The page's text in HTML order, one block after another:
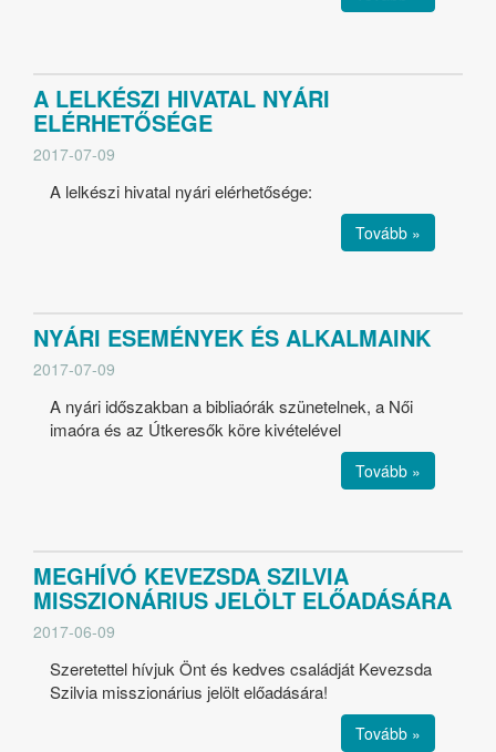
A LELKÉSZI HIVATAL NYÁRI
ELÉRHETŐSÉGE
2017-07-09
A lelkészi hivatal nyári elérhetősége:
Tovább »
NYÁRI ESEMÉNYEK ÉS ALKALMAINK
2017-07-09
A nyári időszakban a bibliaórák szünetelnek, a Női
imaóra és az Útkeresők köre kivételével
Tovább »
MEGHÍVÓ KEVEZSDA SZILVIA
MISSZIONÁRIUS JELÖLT ELŐADÁSÁRA
2017-06-09
Szeretettel hívjuk Önt és kedves családját Kevezsda
Szilvia misszionárius jelölt előadására!
Tovább »